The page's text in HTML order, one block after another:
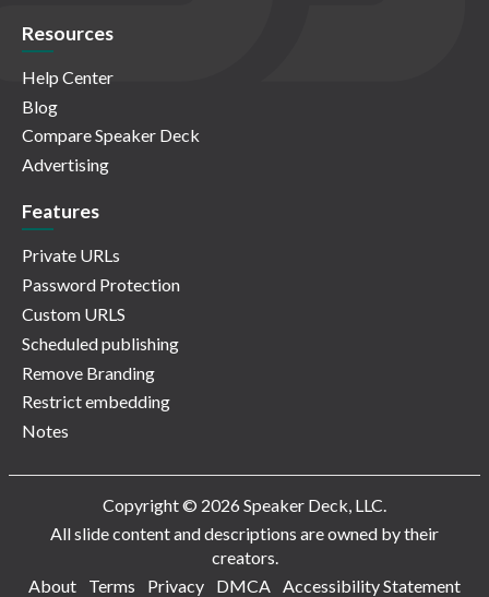
Resources
Help Center
Blog
Compare Speaker Deck
Advertising
Features
Private URLs
Password Protection
Custom URLS
Scheduled publishing
Remove Branding
Restrict embedding
Notes
Copyright © 2026 Speaker Deck, LLC.
All slide content and descriptions are owned by their
creators.
About
Terms Privacy DMCA Accessibility Statement